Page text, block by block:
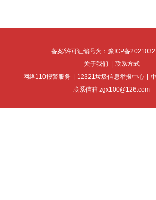
备案/许可证编号为：豫ICP备
关于我们 | 联系方式
网络110报警服务 | 12321垃圾信息举报中心 |
联系信箱 zgx100@126.com